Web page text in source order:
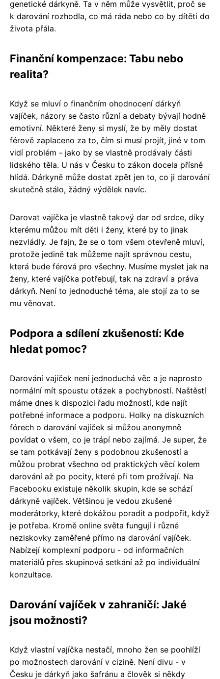
genetické dárkyně. Ta v něm může vysvětlit, proč se
k darování rozhodla, co má ráda nebo co by dítěti do
života přála.
Finanční kompenzace: Tabu nebo
realita?
Když se mluví o finančním ohodnocení dárkyň
vajíček, názory se často různí a debaty bývají hodně
emotivní. Některé ženy si myslí, že by měly dostat
férově zaplaceno za to, čím si musí projít, jiné v tom
vidí problém - jako by se vlastně prodávaly části
lidského těla. U nás v Česku to zákon docela přísně
hlídá. Dárkyně může dostat zpět jen to, co ji darování
skutečně stálo, žádný výdělek navíc.
Darovat vajíčka je vlastně takový dar od srdce, díky
kterému můžou mít děti i ženy, které by to jinak
nezvládly. Je fajn, že se o tom všem otevřeně mluví,
protože jedině tak můžeme najít správnou cestu,
která bude férová pro všechny. Musíme myslet jak na
ženy, které vajíčka potřebují, tak na zdraví a práva
dárkyň. Není to jednoduché téma, ale stojí za to se
mu věnovat.
Podpora a sdílení zkušeností: Kde
hledat pomoc?
Darování vajíček není jednoduchá věc a je naprosto
normální mít spoustu otázek a pochybností. Naštěstí
máme dnes k dispozici řadu možností, kde najít
potřebné informace a podporu. Holky na diskuzních
fórech o darování vajíček si můžou anonymně
povídat o všem, co je trápí nebo zajímá. Je super, že
se tam potkávají ženy s podobnou zkušeností a
můžou probrat všechno od praktických věcí kolem
darování až po pocity, které při tom prožívají. Na
Facebooku existuje několik skupin, kde se schází
dárkyně vajíček. Většinou je vedou zkušené
moderátorky, které dokážou poradit a podpořit, když
je potřeba. Kromě online světa fungují i různé
neziskovky zaměřené přímo na darování vajíček.
Nabízejí komplexní podporu - od informačních
materiálů přes skupinová setkání až po individuální
konzultace.
Darování vajíček v zahraničí: Jaké
jsou možnosti?
Když vlastní vajíčka nestačí, mnoho žen se poohlíží
po možnostech darování v cizině. Není divu - v
Česku je dárkyň jako šafránu a člověk si někdy